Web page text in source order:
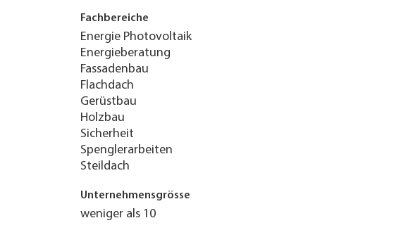
Fachbereiche
Energie Photovoltaik
Energieberatung
Fassadenbau
Flachdach
Gerüstbau
Holzbau
Sicherheit
Spenglerarbeiten
Steildach
Unternehmensgrösse
weniger als 10